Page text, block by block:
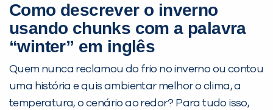
Como descrever o inverno
usando chunks com a palavra
“winter” em inglês
Quem nunca reclamou do frio no inverno ou contou
uma história e quis ambientar melhor o clima, a
temperatura, o cenário ao redor? Para tudo isso,